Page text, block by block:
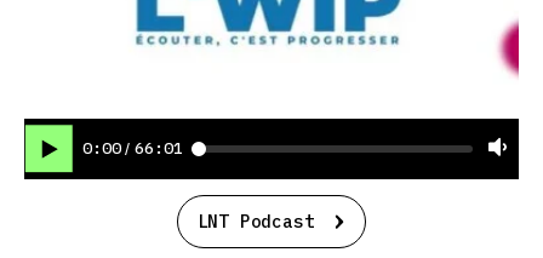
0:00 / 66:01
LNT Podcast